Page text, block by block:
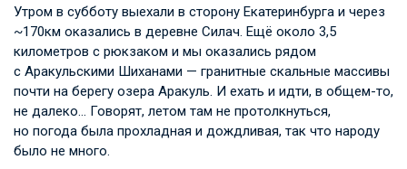
Утром в субботу выехали в сторону Екатеринбурга и через
~170км оказались в деревне Силач. Ещё около 3,5
километров с рюкзаком и мы оказались рядом
с Аракульскими Шиханами — гранитные скальные массивы
почти на берегу озера Аракуль. И ехать и идти, в общем-то,
не далеко… Говорят, летом там не протолкнуться,
но погода была прохладная и дождливая, так что народу
было не много.